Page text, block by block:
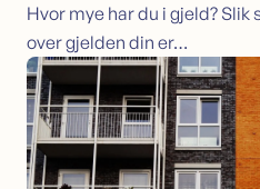
Hvor mye har du i gjeld?
over gjelden din er…